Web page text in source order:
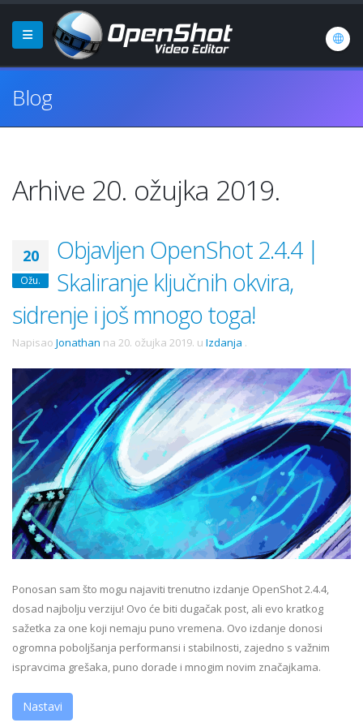
Blog
Arhive 20. ožujka 2019.
20
Ožu.
Objavljen OpenShot 2.4.4 |
Skaliranje ključnih okvira,
sidrenje i još mnogo toga!
Napisao Jonathan na 20. ožujka 2019. u Izdanja .
Ponosan sam što mogu najaviti trenutno izdanje OpenShot 2.4.4,
dosad najbolju verziju! Ovo će biti dugačak post, ali evo kratkog
sažetka za one koji nemaju puno vremena. Ovo izdanje donosi
ogromna poboljšanja performansi i stabilnosti, zajedno s važnim
ispravcima grešaka, puno dorade i mnogim novim značajkama.
Nastavi